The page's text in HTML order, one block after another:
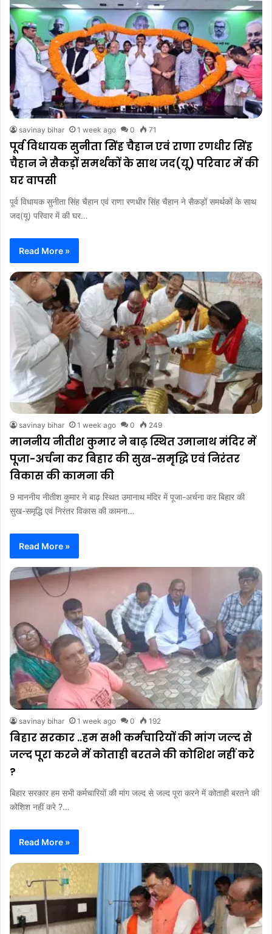
savinay bihar 1 week ago 0 71
पूर्व विधायक सुनीता सिंह चैहान एवं राणा रणधीर सिंह
चैहान ने सैकड़ों समर्थकों के साथ जद(यू) परिवार में की
घर वापसी
पूर्व विधायक सुनीता सिंह चैहान एवं राणा रणधीर सिंह चैहान ने सैकड़ों समर्थकों के साथ
जद(यू) परिवार में की घर…
Read More »
savinay bihar 1 week ago 0 249
माननीय नीतीश कुमार ने बाढ़ स्थित उमानाथ मंदिर में
पूजा-अर्चना कर बिहार की सुख-समृद्धि एवं निरंतर
विकास की कामना की
9 माननीय नीतीश कुमार ने बाढ़ स्थित उमानाथ मंदिर में पूजा-अर्चना कर बिहार की
सुख-समृद्धि एवं निरंतर विकास की कामना…
Read More »
savinay bihar 1 week ago 0 192
बिहार सरकार ..हम सभी कर्मचारियों की मांग जल्द से
जल्द पूरा करने में कोताही बरतने की कोशिश नहीं करे
?
बिहार सरकार हम सभी कर्मचारियों की मांग जल्द से जल्द पूरा करने में कोताही बरतने की
कोशिश नहीं करे ?…
Read More »